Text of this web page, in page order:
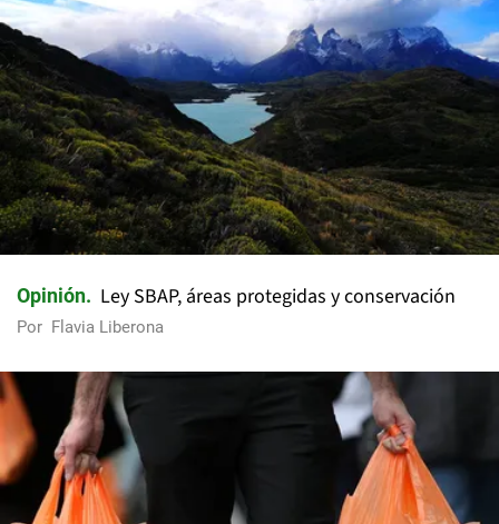
Opinión Ley SBAP, áreas protegidas y conservación
Por Flavia Liberona